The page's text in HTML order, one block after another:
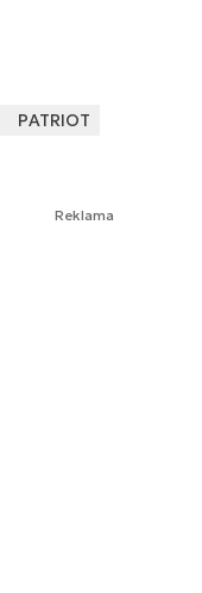
PATRIOT
Reklama